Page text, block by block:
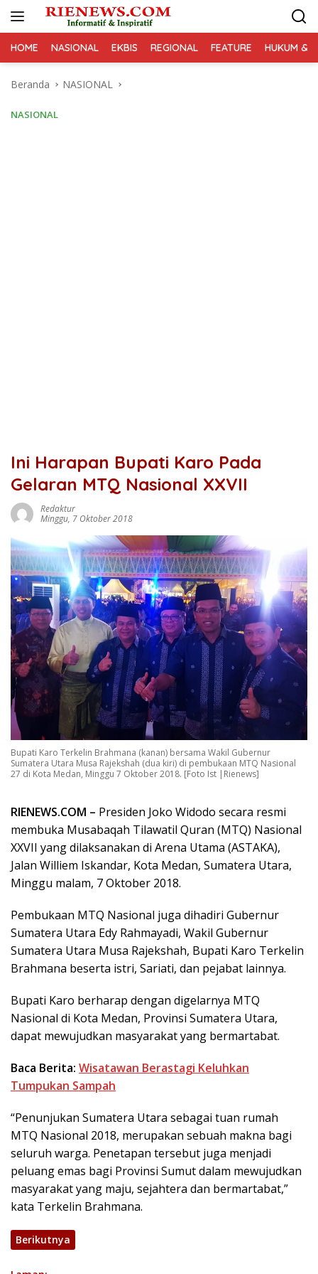
HOME NASIONAL EKBIS REGIONAL FEATURE HUKUM &
Beranda NASIONAL
NASIONAL
Ini Harapan Bupati Karo Pada
Gelaran MTQ Nasional XXVII
Redaktur
Minggu, 7 Oktober 2018
Bupati Karo Terkelin Brahmana (kanan) bersama Wakil Gubernur
Sumatera Utara Musa Rajekshah (dua kiri) di pembukaan MTQ Nasional
27 di Kota Medan, Minggu 7 Oktober 2018. [Foto Ist |Rienews]
RIENEWS.COM – Presiden Joko Widodo secara resmi
membuka Musabaqah Tilawatil Quran (MTQ) Nasional
XXVII yang dilaksanakan di Arena Utama (ASTAKA),
Jalan Williem Iskandar, Kota Medan, Sumatera Utara,
Minggu malam, 7 Oktober 2018.
Pembukaan MTQ Nasional juga dihadiri Gubernur
Sumatera Utara Edy Rahmayadi, Wakil Gubernur
Sumatera Utara Musa Rajekshah, Bupati Karo Terkelin
Brahmana beserta istri, Sariati, dan pejabat lainnya.
Bupati Karo berharap dengan digelarnya MTQ
Nasional di Kota Medan, Provinsi Sumatera Utara,
dapat mewujudkan masyarakat yang bermartabat.
Baca Berita: Wisatawan Berastagi Keluhkan
Tumpukan Sampah
“Penunjukan Sumatera Utara sebagai tuan rumah
MTQ Nasional 2018, merupakan sebuah makna bagi
seluruh warga. Penetapan tersebut juga menjadi
peluang emas bagi Provinsi Sumut dalam mewujudkan
masyarakat yang maju, sejahtera dan bermartabat,”
kata Terkelin Brahmana.
Berikutnya